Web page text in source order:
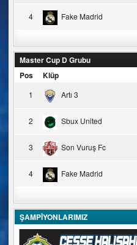
4 Fake Madrid
Master Cup D Grubu
Pos
Klüp
1 Artı 3
2 Sbux United
3 Son Vuruş Fc
4 Fake Madrid
ŞAMPİYONLARIMIZ